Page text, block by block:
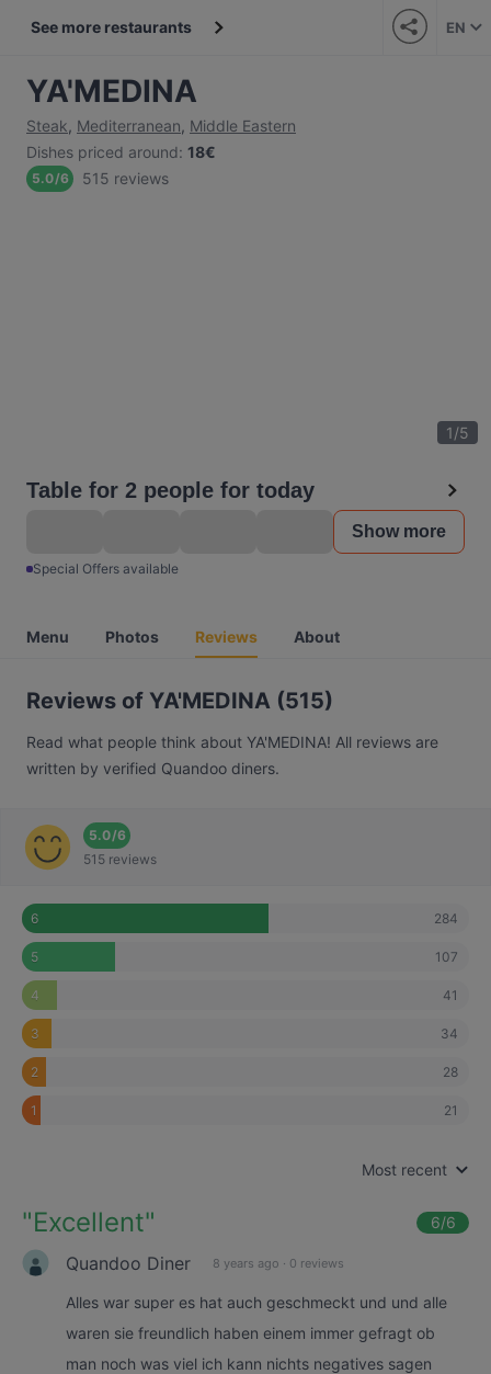
See more restaurants EN
YA'MEDINA
Steak, Mediterranean, Middle Eastern
Dishes priced around: 18€
5.0/6 515 reviews
1/5
Table for 2 people for today
Show more
Special Offers available
Menu Photos Reviews About
Reviews of YA'MEDINA (515)
Read what people think about YA'MEDINA! All reviews are
written by verified Quandoo diners.
5.0/6
515 reviews
6 284
5 107
4 41
3 34
2 28
1 21
Most recent
"Excellent" 6/6
Quandoo Diner 8 years ago · 0 reviews
Alles war super es hat auch geschmeckt und und alle
waren sie freundlich haben einem immer gefragt ob
man noch was viel ich kann nichts negatives sagen